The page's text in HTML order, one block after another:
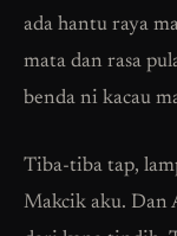
ada hantu raya
mata dan rasa
benda ni kacau
Tiba-tiba tap,
Makcik aku. Dan